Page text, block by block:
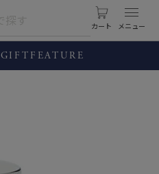
カート
GIFT FEATURE